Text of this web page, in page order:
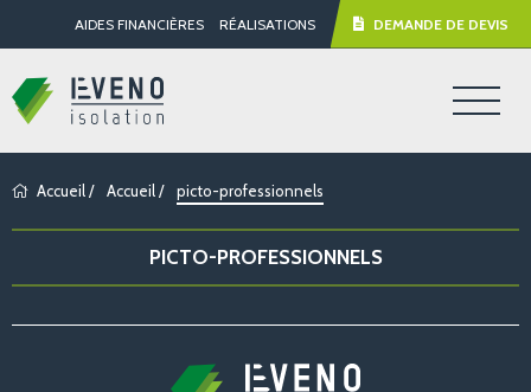
AIDES FINANCIÈRES RÉALISATIONS DEMANDE DE DEVIS
Accueil/ Accueil/ picto-professionnels
PICTO-PROFESSIONNELS